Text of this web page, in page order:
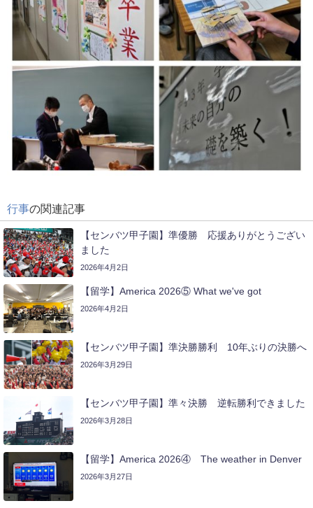
行事の関連記事
【センバツ甲子園】準優勝 応援ありがとうござい
ました
2026年4月2日
【留学】America 2026⑤ What we've got
2026年4月2日
【センバツ甲子園】準決勝勝利 10年ぶりの決勝へ
2026年3月29日
【センバツ甲子園】準々決勝 逆転勝利できました
2026年3月28日
【留学】America 2026④ The weather in Denver
2026年3月27日